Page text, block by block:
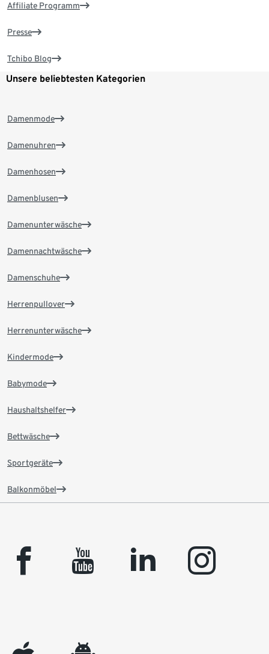
Affiliate Programm
Presse
Tchibo Blog
Unsere beliebtesten Kategorien
Damenmode
Damenuhren
Damenhosen
Damenblusen
Damenunterwäsche
Damennachtwäsche
Damenschuhe
Herrenpullover
Herrenunterwäsche
Kindermode
Babymode
Haushaltshelfer
Bettwäsche
Sportgeräte
Balkonmöbel
facebook youtube linkedin instagram